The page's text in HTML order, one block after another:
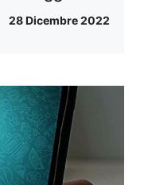
28 Dicembre 2022